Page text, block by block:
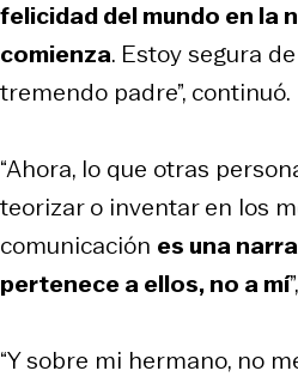
felicidad del mundo en la
comienza. Estoy segura
tremendo padre”, continuó.
“Ahora, lo que otras
teorizar o inventar en los
comunicación es una
pertenece a ellos, no a mí
“Y sobre mi hermano, no